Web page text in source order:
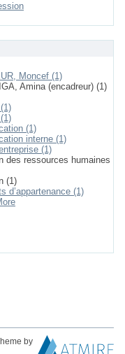
Moncef (1)
Amina (encadreur) (1)
(1)
interne (1)
(1)
des ressources humaines
(1)
d’appartenance (1)
by